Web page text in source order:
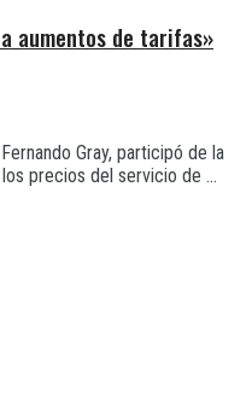
aumentos de tarifas»
Gray, participó de la
precios del servicio de ...